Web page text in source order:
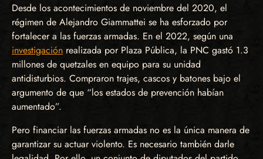
Desde los acontecimientos de noviembre del 2020, el
régimen de Alejandro Giammattei se ha esforzado por
fortalecer a las fuerzas armadas. En el 2022, según una
investigación realizada por Plaza Pública, la PNC gastó 1.3
millones de quetzales en equipo para su unidad
antidisturbios. Compraron trajes, cascos y batones bajo el
argumento de que “los estados de prevención habían
aumentado”.
Pero financiar las fuerzas armadas no es la única manera de
garantizar su actuar violento. Es necesario también darle